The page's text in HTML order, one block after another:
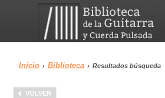
Menu
Inicio › Biblioteca › Resultados búsqueda
VOLVER